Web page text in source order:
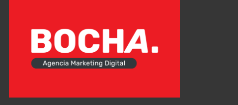
Localidades ante Newell's